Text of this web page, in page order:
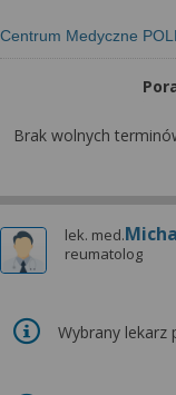
Centrum Medyczne
Brak wolnych
lek. med.
reumatolog
Wybrany lekarz